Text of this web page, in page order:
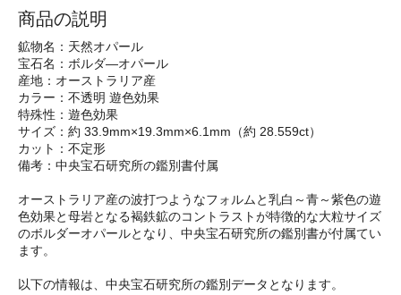
商品の説明
鉱物名：天然オパール
宝石名：ボルダ―オパール
産地：オーストラリア産
カラー：不透明 遊色効果
特殊性：遊色効果
サイズ：約 33.9mm×19.3mm×6.1mm（約 28.559ct）
カット：不定形
備考：中央宝石研究所の鑑別書付属
オーストラリア産の波打つようなフォルムと乳白～青～紫色の遊
色効果と母岩となる褐鉄鉱のコントラストが特徴的な大粒サイズ
のボルダーオパールとなり、中央宝石研究所の鑑別書が付属てい
ます。
以下の情報は、中央宝石研究所の鑑別データとなります。